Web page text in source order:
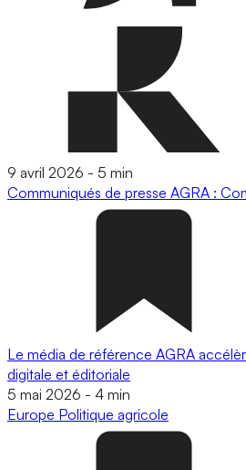
9 avril 2026 - 5 min
Communiqués de presse AGRA :
Le média de référence AGRA
digitale et éditoriale
5 mai 2026 - 4 min
Europe Politique agricole